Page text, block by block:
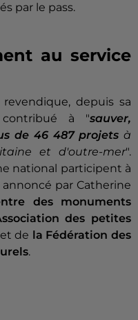
par le pass.
au service
depuis sa
à "sauver,
de 46 487 projets à
et d'outre-mer".
national participent à
par Catherine
des monuments
des petites
et de la Fédération des
.